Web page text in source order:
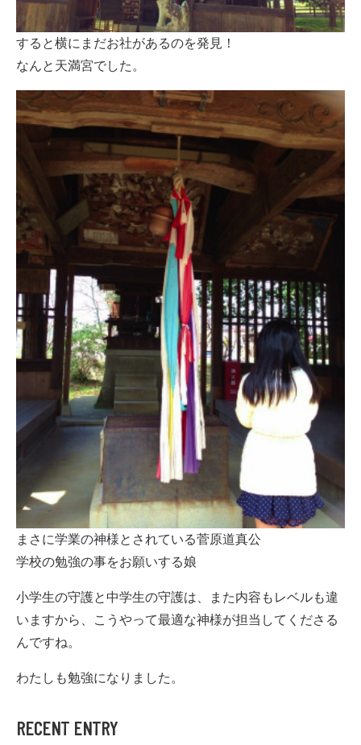
すると横にまだお社があるのを発見！
なんと天満宮でした。
まさに学業の神様とされている菅原道真公
学校の勉強の事をお願いする娘
小学生の守護と中学生の守護は、また内容もレベルも違
いますから、こうやって最適な神様が担当してくださる
んですね。
わたしも勉強になりました。
RECENT ENTRY